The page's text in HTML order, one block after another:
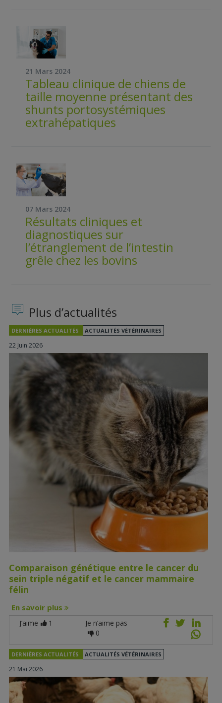
21 Mars 2024
Tableau clinique de chiens de
taille moyenne présentant des
shunts portosystémiques
extrahépatiques
07 Mars 2024
Résultats cliniques et
diagnostiques sur
l’étranglement de l’intestin
grêle chez les bovins
Plus d’actualités
DERNIÈRES ACTUALITÉS ACTUALITÉS VÉTÉRINAIRES
22 Juin 2026
Comparaison génétique entre le cancer du
sein triple négatif et le cancer mammaire
félin
En savoir plus
J’aime 1
Je n’aime pas
0
DERNIÈRES ACTUALITÉS ACTUALITÉS VÉTÉRINAIRES
21 Mai 2026